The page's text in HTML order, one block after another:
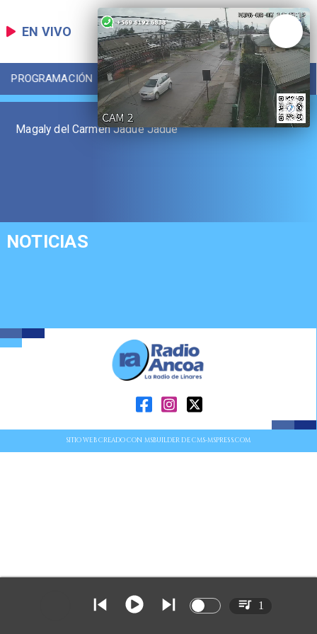
EN VIVO
PROGRAMACIÓN LOCAL DEPORTES
Magaly del Carmen Jadue Jadue
NOTICIAS
SITIO WEB CREADO CON MSBUILDER DE CMS-MSPRESS.COM
1